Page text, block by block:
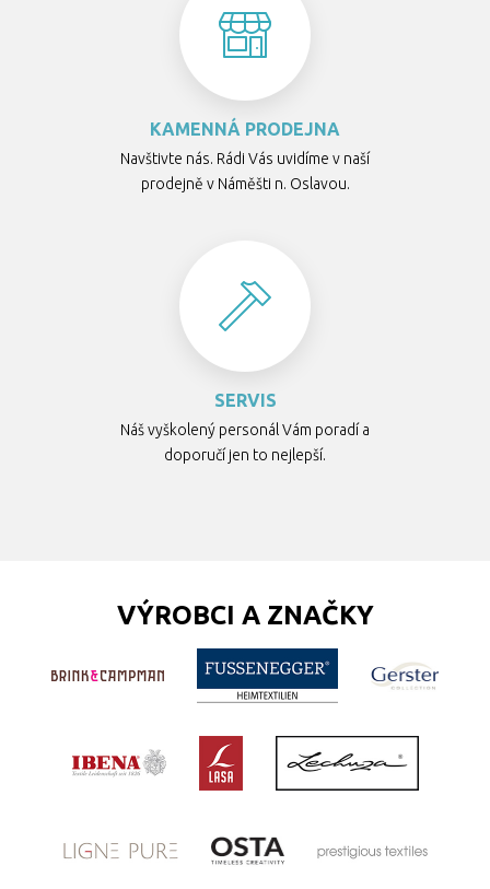
KAMENNÁ PRODEJNA
Navštivte nás. Rádi Vás uvidíme v naší
prodejně v Náměšti n. Oslavou.
SERVIS
Náš vyškolený personál Vám poradí a
doporučí jen to nejlepší.
VÝROBCI A ZNAČKY